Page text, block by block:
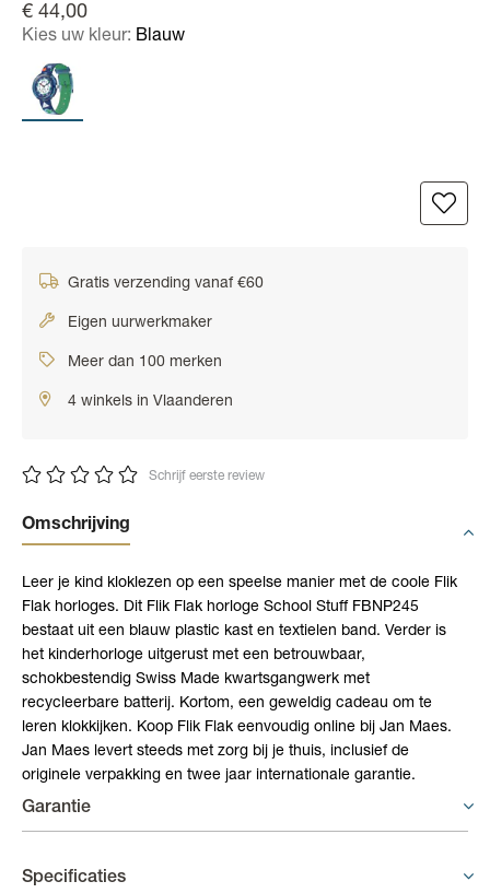
€ 44,00
Kies uw kleur: Blauw
Gratis verzending vanaf €60
Eigen uurwerkmaker
Meer dan 100 merken
4 winkels in Vlaanderen
Schrijf eerste review
Omschrijving
Leer je kind kloklezen op een speelse manier met de coole Flik
Flak horloges. Dit Flik Flak horloge School Stuff FBNP245
bestaat uit een blauw plastic kast en textielen band. Verder is
het kinderhorloge uitgerust met een betrouwbaar,
schokbestendig Swiss Made kwartsgangwerk met
recycleerbare batterij. Kortom, een geweldig cadeau om te
leren klokkijken. Koop Flik Flak eenvoudig online bij Jan Maes.
Jan Maes levert steeds met zorg bij je thuis, inclusief de
originele verpakking en twee jaar internationale garantie.
Garantie
Specificaties